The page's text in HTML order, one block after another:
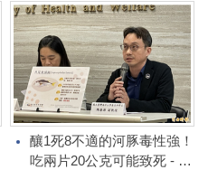
釀1死8不適的河豚毒性強！
吃兩片20公克可能致死 - 媒